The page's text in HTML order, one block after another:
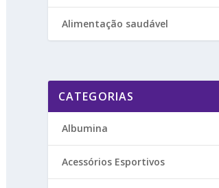
Alimentação saudável
CATEGORIAS
Albumina
Acessórios Esportivos